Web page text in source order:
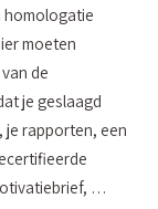
moeten
de
je geslaagd
je rapporten, een
…